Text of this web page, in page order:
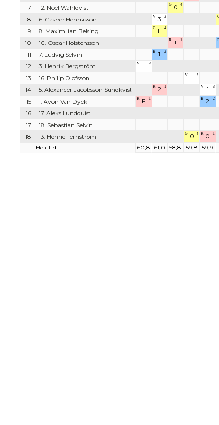
7 12. Noel Wahlqvist G 0 4
8 6. Casper Henriksson V 3 3
9 8. Maximilian Belsing G F 4
10 10. Oscar Holstensson R 1 1 B
11 7. Ludvig Selvin B 1 2
12 3. Henrik Bergström V 1 3
13 16. Philip Olofsson V 1 3
14 5. Alexander Jacobsson Sundkvist R 2 1 V 1 3
15 1. Avon Van Dyck R F 1 B 2 2
16
17. Aleks Lundquist
17
18. Sebastian Selvin
18
13. Henric Fernström G 0 4 R 0 1
Heattid: 60,8 61,0 58,8 59,8 59,9